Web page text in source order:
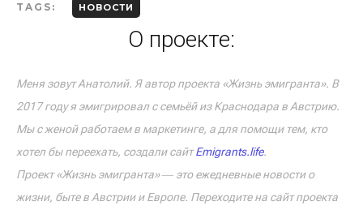
TAGS: НОВОСТИ
О проекте:
Меня зовут Анатолий. Я автор проекта «Жизнь эмигранта». В
2017 году я эмигрировал с семьёй из Краснодара в Австрию.
Мы с женой работаем в маркетинге, а для помощи тем, кто
хотел бы переехать, создали сайтEmigrants.life.
Проект «Жизнь эмигранта» ― это ежедневные новости о
жизни, быте в Австрии и Европе. Переходите на сайт проекта